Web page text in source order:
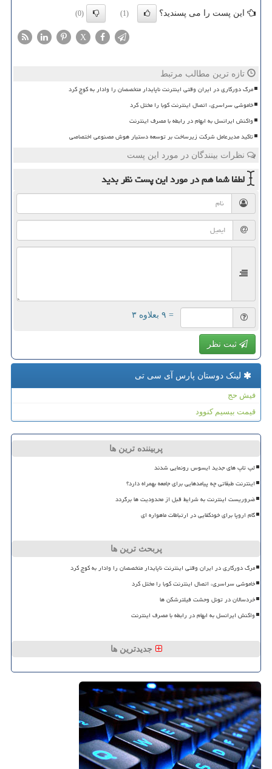
این پست را می پسندید؟ (1)
(0)
X
تازه ترین مطالب مرتبط
مرگ دورکاری در ایران وقتی اینترنت ناپایدار متخصصان را وادار به کوچ کرد
خاموشی سراسری، اتصال اینترنت کوبا را مختل کرد
واکنش ایرانسل به ابهام در رابطه با مصرف اینترنت
تاکید مدیرعامل شرکت زیرساخت بر توسعه دستیار هوش مصنوعی اختصاصی
نظرات بینندگان در مورد این پست
لطفا شما همدر مورد این پستنظر بدید
= ۹ بعلاوه ۳
ثبت نظر
لینک دوستان پارس آی سی تی
فیش حج
قیمت بیسیم کنوود
پربیننده ترین ها
لپ تاپ های جدید ایسوس رونمایی شدند
اینترنت طبقاتی چه پیامدهایی برای جامعه بهمراه دارد؟
ضروریست اینترنت به شرایط قبل از محدودیت ها برگردد
گام اروپا برای خودکفایی در ارتباطات ماهواره ای
پربحث ترین ها
مرگ دورکاری در ایران وقتی اینترنت ناپایدار متخصصان را وادار به کوچ کرد
خاموشی سراسری، اتصال اینترنت کوبا را مختل کرد
خردسالان در تونل وحشت فیلترشکن ها
واکنش ایرانسل به ابهام در رابطه با مصرف اینترنت
جدیدترین ها